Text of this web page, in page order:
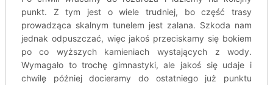
punkt. Z tym jest o wiele trudniej, bo część trasy
prowadząca skalnym tunelem jest zalana. Szkoda nam
jednak odpuszczać, więc jakoś przeciskamy się bokiem
po co wyższych kamieniach wystających z wody.
Wymagało to trochę gimnastyki, ale jakoś się udaje i
chwilę później docieramy do ostatniego już punktu